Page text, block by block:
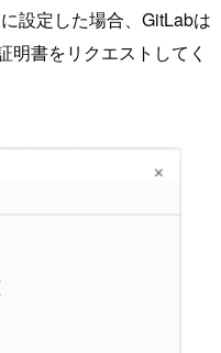
に設定した場合、GitLabは
明書をリクエストしてく